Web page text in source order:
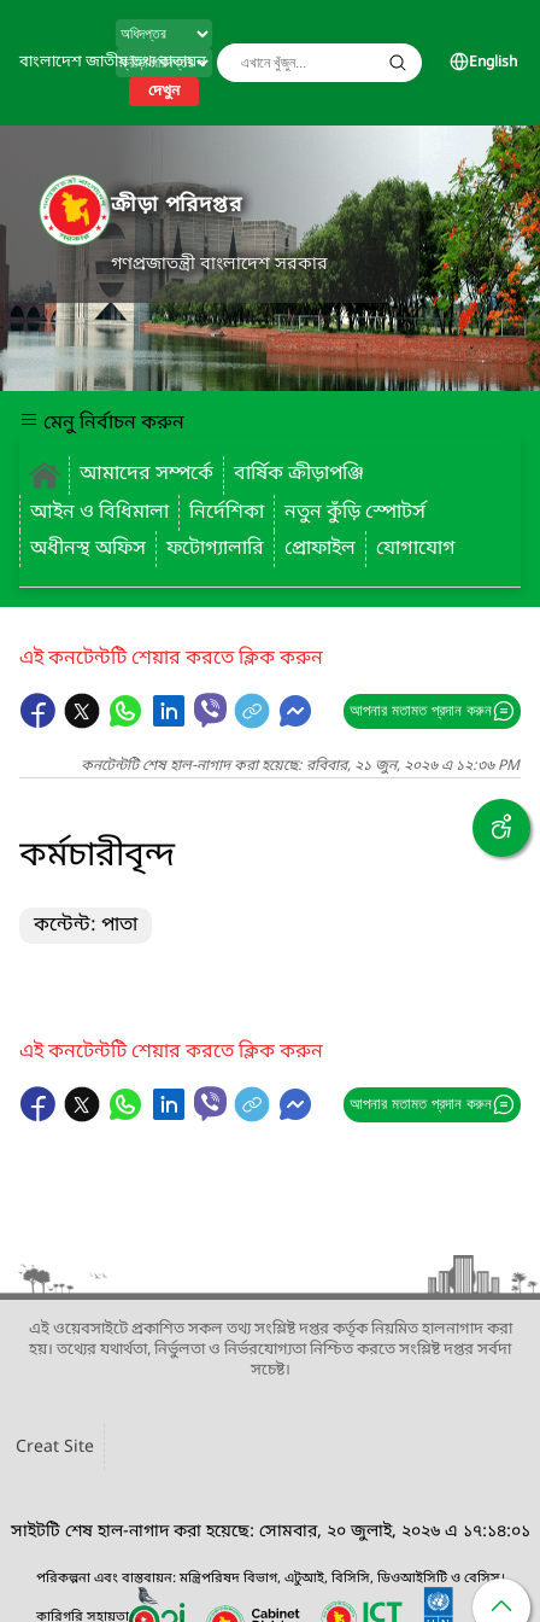
বাংলাদেশ জাতীয় তথ্য বাতায়ন
দেখুন
English
ক্রীড়া পরিদপ্তর
গণপ্রজাতন্ত্রী বাংলাদেশ সরকার
মেনু নির্বাচন করুন
আমাদের সম্পর্কে
বার্ষিক ক্রীড়াপঞ্জি
আইন ও বিধিমালা
নির্দেশিকা
নতুন কুঁড়ি স্পোটর্স
অধীনস্থ অফিস
ফটোগ্যালারি প্রোফাইল যোগাযোগ
এই কনটেন্টটি শেয়ার করতে ক্লিক করুন
আপনার মতামত প্রদান করুন
কনটেন্টটি শেষ হাল-নাগাদ করা হয়েছে: রবিবার, ২১ জুন, ২০২৬ এ ১২:৩৬ PM
কর্মচারীবৃন্দ
কন্টেন্ট: পাতা
এই কনটেন্টটি শেয়ার করতে ক্লিক করুন
আপনার মতামত প্রদান করুন
এই ওয়েবসাইটে প্রকাশিত সকল তথ্য সংশ্লিষ্ট দপ্তর কর্তৃক নিয়মিত হালনাগাদ করা
হয়। তথ্যের যথার্থতা, নির্ভুলতা ও নির্ভরযোগ্যতা নিশ্চিত করতে সংশ্লিষ্ট দপ্তর সর্বদা
সচেষ্ট।
Creat Site
সাইটটি শেষ হাল-নাগাদ করা হয়েছে: সোমবার, ২০ জুলাই, ২০২৬ এ ১৭:১৪:০১
পরিকল্পনা এবং বাস্তবায়ন: মন্ত্রিপরিষদ বিভাগ, এটুআই, বিসিসি, ডিওআইসিটি ও বেসিস।
কারিগরি সহায়তা